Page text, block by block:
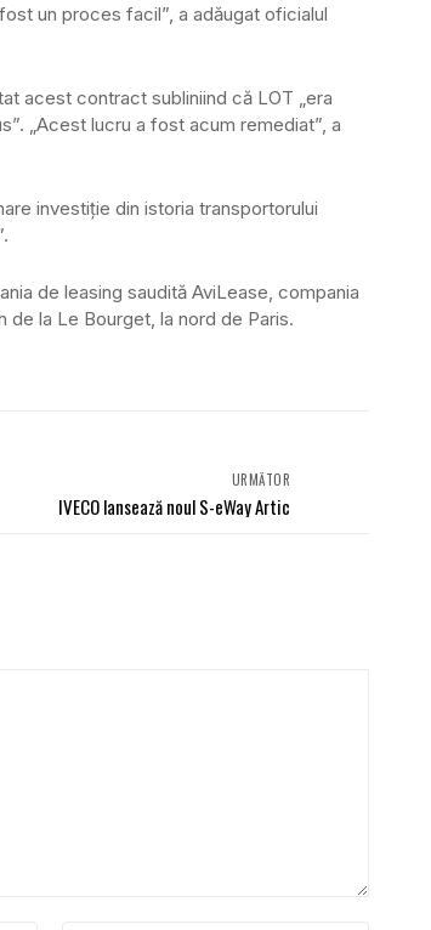
un proces facil”, a adăugat oficialul
acest contract subliniind că LOT „era
„Acest lucru a fost acum remediat”, a
investiţie din istoria transportorului
de leasing saudită AviLease, compania
de la Le Bourget, la nord de Paris.
URMĂTOR
IVECO lansează noul S-eWay Artic